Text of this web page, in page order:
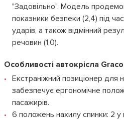
"Задовільно". Модель
показники безпеки (2,4) під
ударів, а також відмінний
речовин (1,0).
Особливості автокрісла
Екстраніжний позиціонер для
забезпечує ергономічне
пасажирів.
6 положень нахилу спинки: 2